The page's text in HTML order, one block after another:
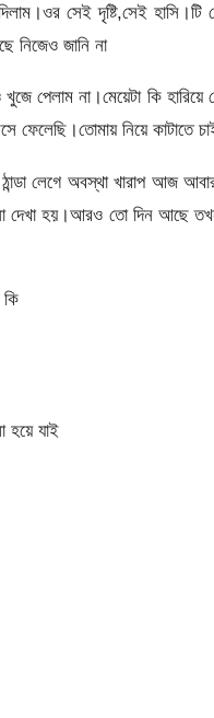
সেই দৃষ্টি,সেই
নিজেও জানি না
পেলাম না।মেয়েটা কি
ফেলেছি।তোমায় নিয়ে
লেগে অবস্থা খারাপ আজ
দেখা হয়।আরও তো দিন আছে
হয়ে যাই